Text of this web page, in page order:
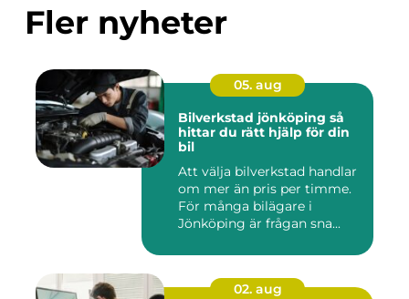
Fler nyheter
05. aug
Bilverkstad jönköping så
hittar du rätt hjälp för din
bil
Att välja bilverkstad handlar
om mer än pris per timme.
För många bilägare i
Jönköping är frågan sna...
02. aug